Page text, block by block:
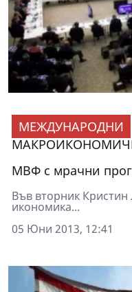
МЕЖДУНАРОДНИ
МВФ с мрачни
Във вторник Кристин
икономика...
05 Юни 2013, 12:41